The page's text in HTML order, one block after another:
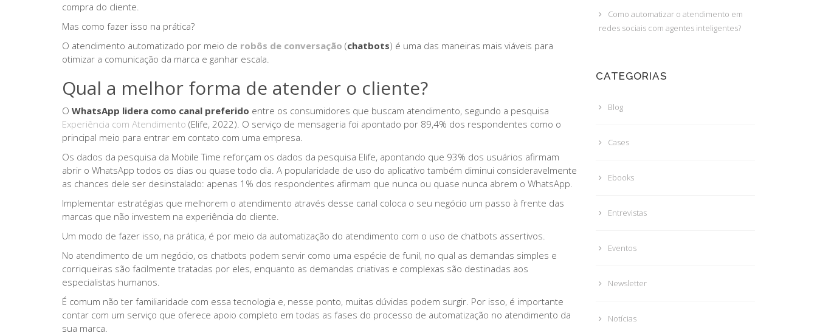
compra do cliente.
Mas como fazer isso na prática?
O atendimento automatizado por meio de robôs de conversação (chatbots) é uma das maneiras mais viáveis para
otimizar a comunicação da marca e ganhar escala.
Qual a melhor forma de atender o cliente?
O WhatsApp lidera como canal preferido entre os consumidores que buscam atendimento, segundo a pesquisa
Experiência com Atendimento (Elife, 2022). O serviço de mensageria foi apontado por 89,4% dos respondentes como o
principal meio para entrar em contato com uma empresa.
Os dados da pesquisa da Mobile Time reforçam os dados da pesquisa Elife, apontando que 93% dos usuários afirmam
abrir o WhatsApp todos os dias ou quase todo dia. A popularidade de uso do aplicativo também diminui consideravelmente
as chances dele ser desinstalado: apenas 1% dos respondentes afirmam que nunca ou quase nunca abrem o WhatsApp.
Implementar estratégias que melhorem o atendimento através desse canal coloca o seu negócio um passo à frente das
marcas que não investem na experiência do cliente.
Um modo de fazer isso, na prática, é por meio da automatização do atendimento com o uso de chatbots assertivos.
No atendimento de um negócio, os chatbots podem servir como uma espécie de funil, no qual as demandas simples e
corriqueiras são facilmente tratadas por eles, enquanto as demandas criativas e complexas são destinadas aos
especialistas humanos.
É comum não ter familiaridade com essa tecnologia e, nesse ponto, muitas dúvidas podem surgir. Por isso, é importante
contar com um serviço que oferece apoio completo em todas as fases do processo de automatização no atendimento da
sua marca.
Como automatizar o atendimento em
redes sociais com agentes inteligentes?
CATEGORIAS
Blog
Cases
Ebooks
Entrevistas
Eventos
Newsletter
Notícias